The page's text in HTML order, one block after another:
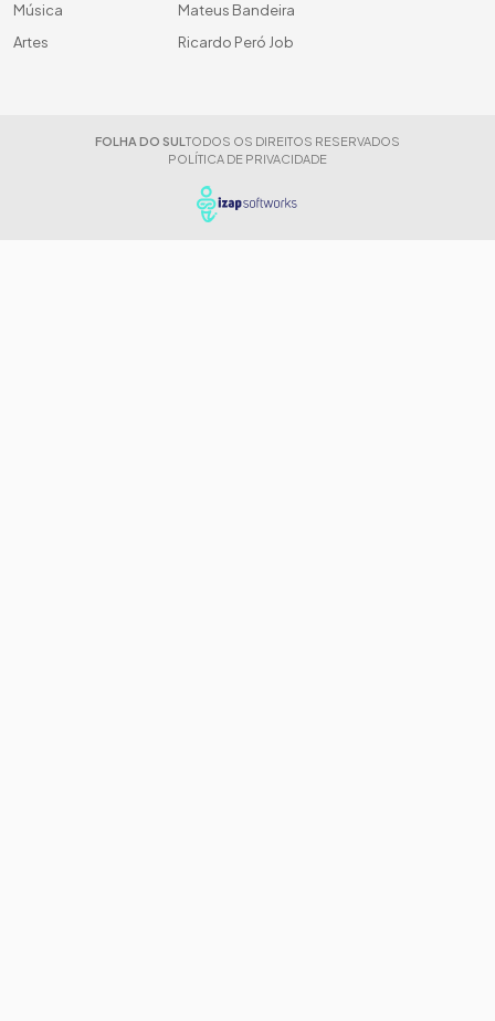
Música
Artes
Mateus Bandeira
Ricardo Peró Job
FOLHA DO SUL TODOS OS DIREITOS RESERVADOS
POLÍTICA DE PRIVACIDADE